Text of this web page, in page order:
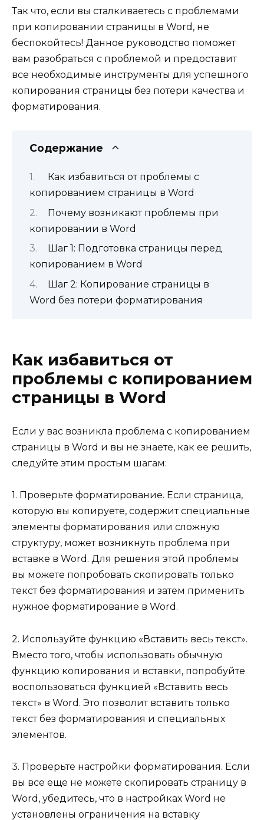
Так что, если вы сталкиваетесь с проблемами
при копировании страницы в Word, не
беспокойтесь! Данное руководство поможет
вам разобраться с проблемой и предоставит
все необходимые инструменты для успешного
копирования страницы без потери качества и
форматирования.
Содержание
Как избавиться от проблемы с
копированием страницы в Word
Почему возникают проблемы при
копировании в Word
Шаг 1: Подготовка страницы перед
копированием в Word
Шаг 2: Копирование страницы в
Word без потери форматирования
Как избавиться от
проблемы с копированием
страницы в Word
Если у вас возникла проблема с копированием
страницы в Word и вы не знаете, как ее решить,
следуйте этим простым шагам:
1. Проверьте форматирование. Если страница,
которую вы копируете, содержит специальные
элементы форматирования или сложную
структуру, может возникнуть проблема при
вставке в Word. Для решения этой проблемы
вы можете попробовать скопировать только
текст без форматирования и затем применить
нужное форматирование в Word.
2. Используйте функцию «Вставить весь текст».
Вместо того, чтобы использовать обычную
функцию копирования и вставки, попробуйте
воспользоваться функцией «Вставить весь
текст» в Word. Это позволит вставить только
текст без форматирования и специальных
элементов.
3. Проверьте настройки форматирования. Если
вы все еще не можете скопировать страницу в
Word, убедитесь, что в настройках Word не
установлены ограничения на вставку